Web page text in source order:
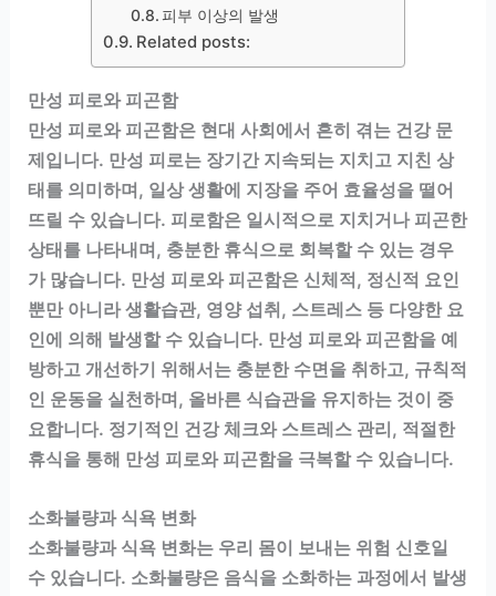
피부 이상의 발생
Related posts:
만성 피로와 피곤함
만성 피로와 피곤함은 현대 사회에서 흔히 겪는 건강 문
제입니다. 만성 피로는 장기간 지속되는 지치고 지친 상
태를 의미하며, 일상 생활에 지장을 주어 효율성을 떨어
뜨릴 수 있습니다. 피로함은 일시적으로 지치거나 피곤한
상태를 나타내며, 충분한 휴식으로 회복할 수 있는 경우
가 많습니다. 만성 피로와 피곤함은 신체적, 정신적 요인
뿐만 아니라 생활습관, 영양 섭취, 스트레스 등 다양한 요
인에 의해 발생할 수 있습니다. 만성 피로와 피곤함을 예
방하고 개선하기 위해서는 충분한 수면을 취하고, 규칙적
인 운동을 실천하며, 올바른 식습관을 유지하는 것이 중
요합니다. 정기적인 건강 체크와 스트레스 관리, 적절한
휴식을 통해 만성 피로와 피곤함을 극복할 수 있습니다.
소화불량과 식욕 변화
소화불량과 식욕 변화는 우리 몸이 보내는 위험 신호일
수 있습니다. 소화불량은 음식을 소화하는 과정에서 발생